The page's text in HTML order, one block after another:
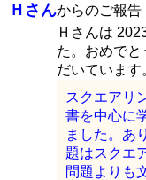
Ｈさんからのご報告
Ｈさんは
た。おめでと
だいています
スクエアリ
書を中心に
ました。あ
題はスクエ
問題よりも